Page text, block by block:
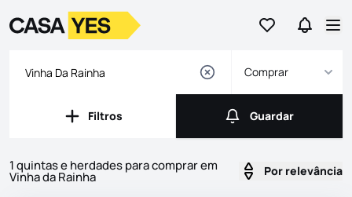
Ir para osIr para
LogoIr para a homepage
Comprar
Filtros
Filtros Guardar
Guardar
1 quintas e herdades para comprar em
Vinha da Rainha Por relevância